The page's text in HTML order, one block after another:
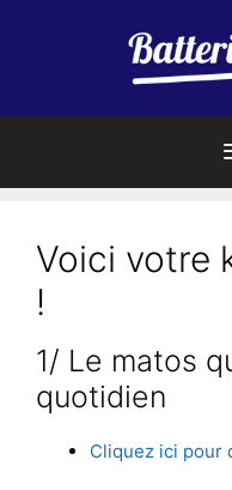
Voici votre
!
1/ Le matos
quotidien
Cliquez ici pour